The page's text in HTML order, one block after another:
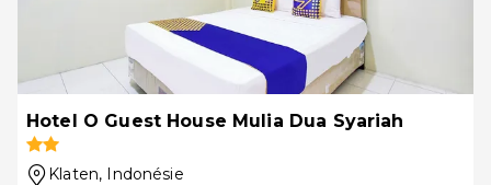
Hotel O Guest House Mulia Dua Syariah
Klaten, Indonésie